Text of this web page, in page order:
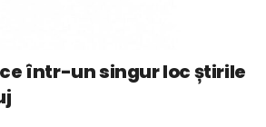
într-un singur loc știrile